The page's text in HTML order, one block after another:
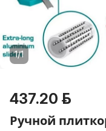
1/1
437.20 р.
Ручной